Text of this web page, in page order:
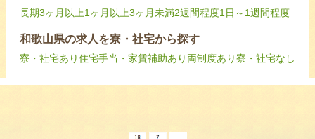
長期3ヶ月以上1ヶ月以上3ヶ月未満2週間程度1日～1週間程度
和歌山県の求人を寮・社宅から探す
寮・社宅あり住宅手当・家賃補助あり 両制度あり寮・社宅なし